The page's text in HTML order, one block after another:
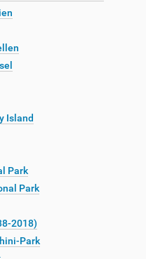
Island
Park
Park
2018)
Park